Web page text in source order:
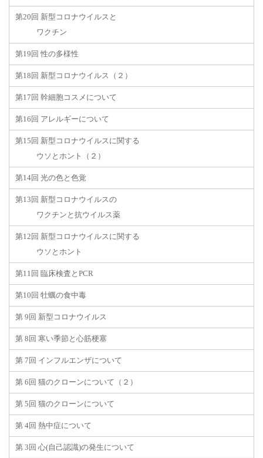
第20回 新型コロナウイルスと
ワクチン
第19回 性の多様性
第18回 新型コロナウイルス（２）
第17回 幹細胞コスメについて
第16回 アレルギーについて
第15回 新型コロナウイルスに関する
ウソとホント（２）
第14回 光の色と色覚
第13回 新型コロナウイルスの
ワクチンと抗ウイルス薬
第12回 新型コロナウイルスに関する
ウソとホント
第11回 臨床検査とPCR
第10回 牡蠣の食中毒
第 9回 新型コロナウイルス
第 8回 寒い季節と心筋梗塞
第 7回 インフルエンザについて
第 6回 猫のクローンについて（２）
第 5回 猫のクローンについて
第 4回 熱中症について
第 3回 心(自己認識)の発生について